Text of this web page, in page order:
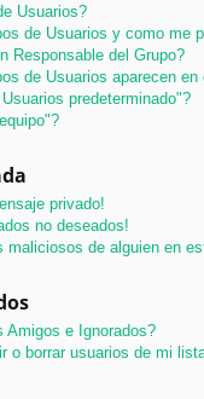
Usuarios?
de Usuarios y como me
Responsable del Grupo?
de Usuarios aparecen
predeterminado"?
privado!
no deseados!
maliciosos de alguien en
Amigos e Ignorados?
o borrar usuarios de mi